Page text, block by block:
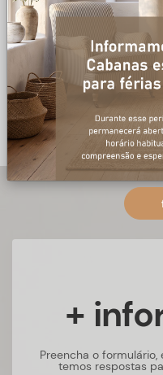
+
Preencha o
temos respostas